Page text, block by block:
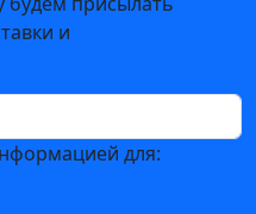
и
для: